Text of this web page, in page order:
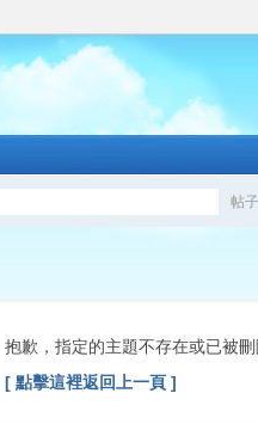
帖子
抱歉，指定的主題不存在或已被
[ 點擊這裡返回上一頁 ]